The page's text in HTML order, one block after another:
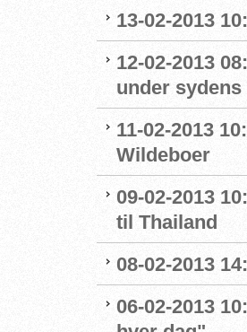
13-02-2013
12-02-2013
under sydens
11-02-2013
Wildeboer
09-02-2013
til Thailand
08-02-2013
06-02-2013